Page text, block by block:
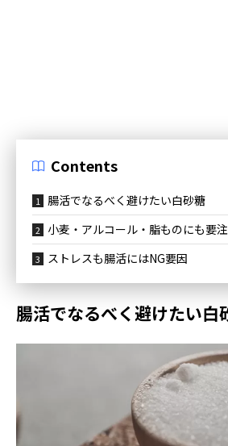
Contents
腸活でなるべく避けたい白砂糖
小麦・アルコール・脂ものにも要
ストレスも腸活にはNG要因
腸活でなるべく避けたい白